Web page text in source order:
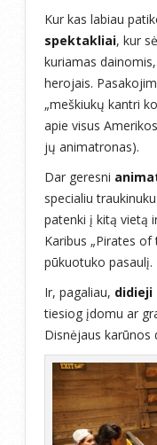
Kur kas labiau
spektakliai, kur
kuriamas
herojais.
„meškiukų kantri
apie visus
jų animatronas).
Dar geresni
specialiu
patenki į kitą vietą
Karibus „Pirates of
pūkuotuko pasaulį.
Ir, pagaliau, didieji
tiesiog įdomu ar
Disnėjaus karūnos